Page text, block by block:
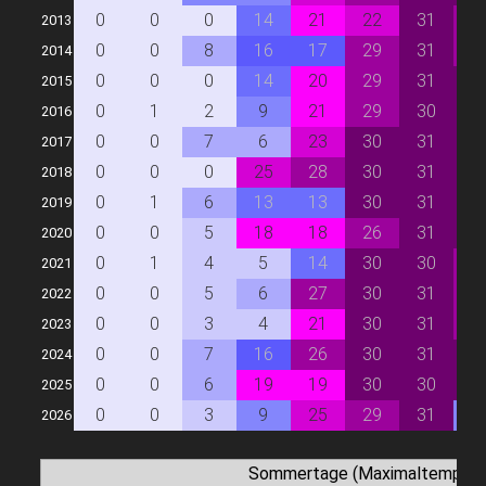
2013 0 0 0 14 21 22 31
2014 0 0 8 16 17 29 31
2015 0 0 0 14 20 29 31
2016 0 1 2 9 21 29 30
2017 0 0 7 6 23 30 31
2018 0 0 0 25 28 30 31
2019 0 1 6 13 13 30 31
2020 0 0 5 18 18 26 31
2021 0 1 4 5 14 30 30
2022 0 0 5 6 27 30 31
2023 0 0 3 4 21 30 31
2024 0 0 7 16 26 30 31
2025 0 0 6 19 19 30 30
2026 0 0 3 9 25 29 31
Sommertage